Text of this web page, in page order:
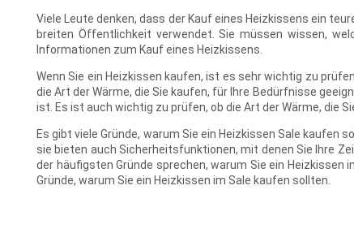
Viele Leute denken, dass der Kauf eines Heizkissens ein
breiten Öffentlichkeit verwendet. Sie müssen wissen,
Informationen zum Kauf eines Heizkissens.
Wenn Sie ein Heizkissen kaufen, ist es sehr wichtig zu
die Art der Wärme, die Sie kaufen, für Ihre Bedürfnisse
ist. Es ist auch wichtig zu prüfen, ob die Art der Wärme, die
Es gibt viele Gründe, warum Sie ein Heizkissen Sale kaufen
sie bieten auch Sicherheitsfunktionen, mit denen Sie Ihre
der häufigsten Gründe sprechen, warum Sie ein Heizkissen
Gründe, warum Sie ein Heizkissen im Sale kaufen sollten.